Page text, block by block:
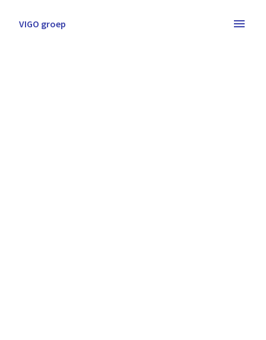
VIGO groep
Homepagina